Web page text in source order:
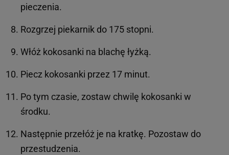
pieczenia.
Rozgrzej piekarnik do 175 stopni.
Włóż kokosanki na blachę łyżką.
Piecz kokosanki przez 17 minut.
Po tym czasie, zostaw chwilę kokosanki w
środku.
Następnie przełóż je na kratkę. Pozostaw do
przestudzenia.